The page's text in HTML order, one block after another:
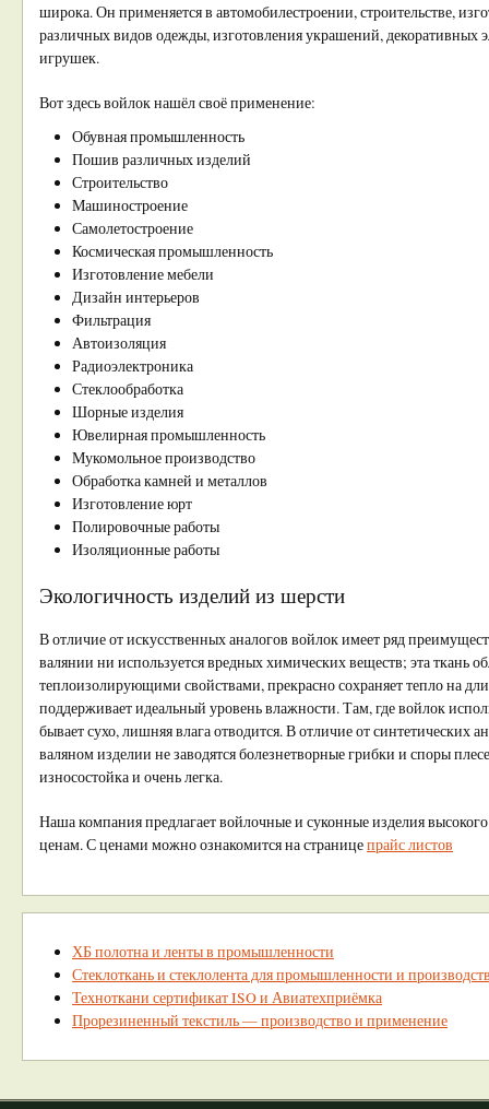
широка. Он применяется в автомобилестроении, строительстве,
различных видов одежды, изготовления украшений, декоративных
игрушек.
Вот здесь войлок нашёл своё применение:
Обувная промышленность
Пошив различных изделий
Строительство
Машиностроение
Самолетостроение
Космическая промышленность
Изготовление мебели
Дизайн интерьеров
Фильтрация
Автоизоляция
Радиоэлектроника
Стеклообработка
Шорные изделия
Ювелирная промышленность
Мукомольное производство
Обработка камней и металлов
Изготовление юрт
Полировочные работы
Изоляционные работы
Экологичность изделий из шерсти
В отличие от искусственных аналогов войлок имеет ряд
валянии ни используется вредных химических веществ; эта ткань
теплоизолирующими свойствами, прекрасно сохраняет тепло на
поддерживает идеальный уровень влажности. Там, где войлок
бывает сухо, лишняя влага отводится. В отличие от синтетических
валяном изделии не заводятся болезнетворные грибки и споры
износостойка и очень легка.
Наша компания предлагает войлочные и суконные изделия
ценам. С ценами можно ознакомится на страницепрайс листов
ХБ полотна и ленты в промышленности
Стеклоткань и стеклолента для промышленности и
Техноткани сертификат ISO и Авиатехприёмка
Прорезиненный текстиль — производство и применение